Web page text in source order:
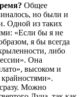
Общее
но были и
Одной из таких
«Если бы я не
я бы всегда
либо
Она
высоком и
Можно